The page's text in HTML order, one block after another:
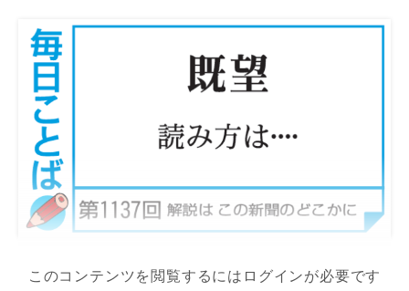
このコンテンツを閲覧するにはログインが必要です